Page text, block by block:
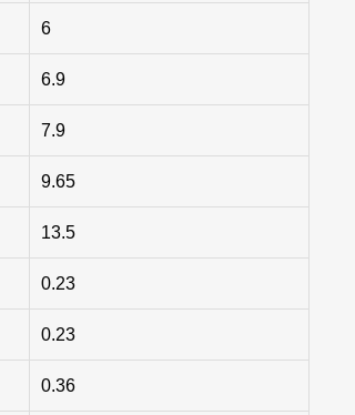
6
6.9
7.9
9.65
13.5
0.23
0.23
0.36